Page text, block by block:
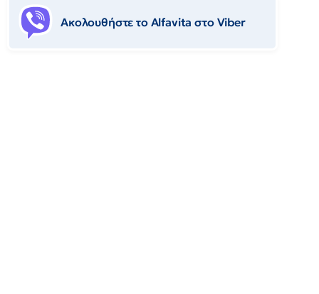
Ακολουθήστε το Αlfavita στο Viber